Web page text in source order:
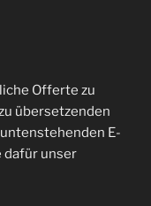
Offerte zu
übersetzenden
E-
dafür unser